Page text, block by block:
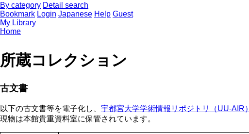
By category Detail search
Bookmark Login Japanese Help Guest
My Library
Home
所蔵コレクション
古文書
以下の古文書等を電子化し、 宇都宮大学学術情報リポジトリ（UU-AIR）
現物は本館貴重資料室に保管されています。